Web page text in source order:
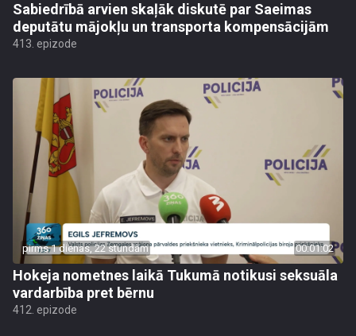
Sabiedrībā arvien skaļāk diskutē par Saeimas
deputātu mājokļu un transporta kompensācijām
413. epizode
pirms 1 dienas, 22 stundām 00:01:02
Hokeja nometnes laikā Tukumā notikusi seksuāla
vardarbība pret bērnu
412. epizode